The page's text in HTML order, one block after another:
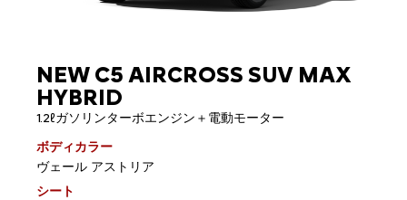
NEW C5 AIRCROSS SUV MAX
HYBRID
1.2ℓガソリンターボエンジン＋電動モーター
ボディカラー
ヴェール アストリア
シート